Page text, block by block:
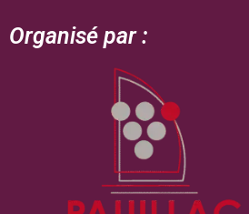
Organisé par :